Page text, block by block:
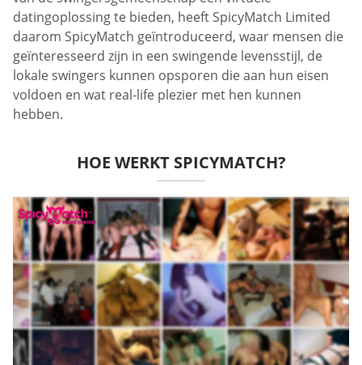
datingoplossing te bieden, heeft SpicyMatch Limited
daarom SpicyMatch geïntroduceerd, waar mensen die
geïnteresseerd zijn in een swingende levensstijl, de
lokale swingers kunnen opsporen die aan hun eisen
voldoen en wat real-life plezier met hen kunnen
hebben.
HOE WERKT SPICYMATCH?